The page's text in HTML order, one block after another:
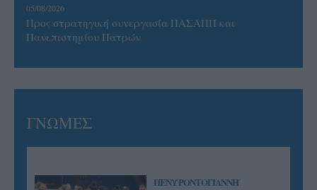
05/08/2026
Προς στρατηγική συνεργασία ΠΑΣΑΠΠ και
Πανεπιστημίου Πατρών
ΓΝΩΜΕΣ
ΠΕΝΥ ΡΟΝΤΟΓΙΑΝΝΗ